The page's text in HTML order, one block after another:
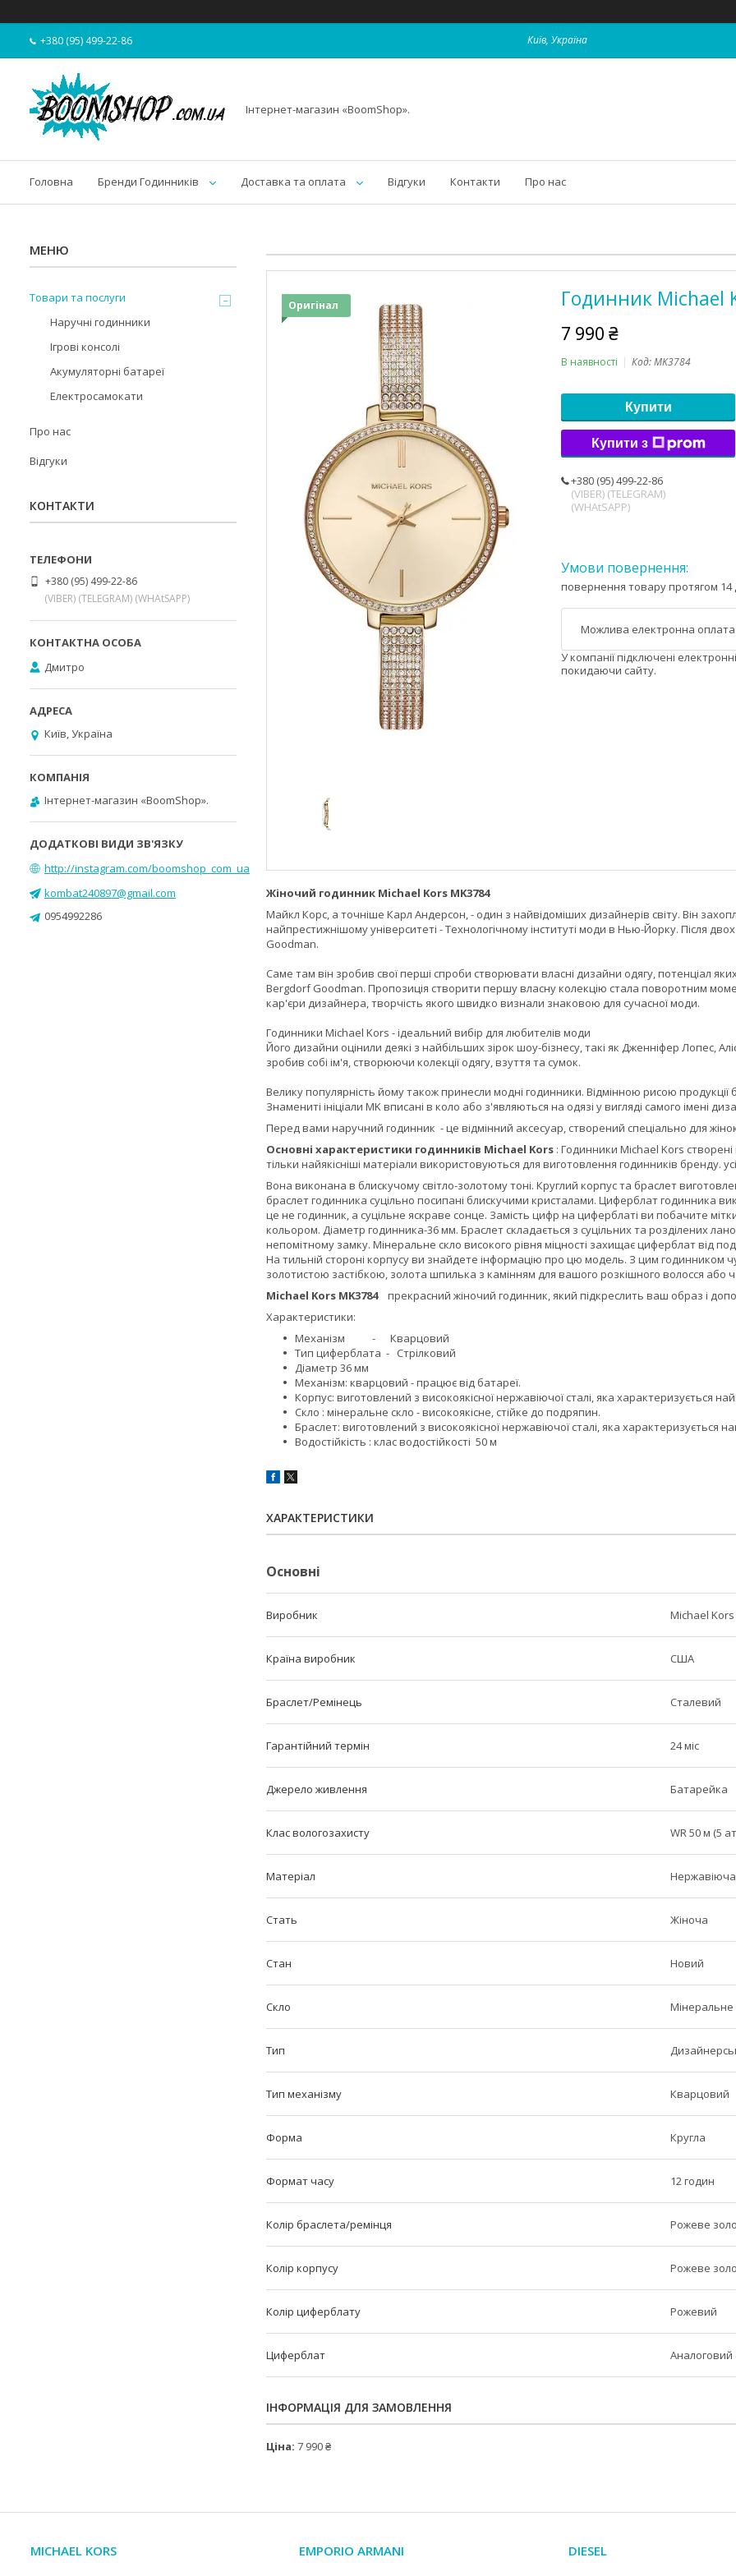
+380 (95) 499-22-86 Київ, Україна
Інтернет-магазин «BoomShop».
Головна Бренди Годинників Доставка та оплата Відгуки Контакти Про нас
Оригінал Годинник Michael
7 990 ₴
В наявності Код:MK3784
Купити
Купити з
+380 (95) 499-22-86
(VIBER) (TELEGRAM)
(WHAtSAPP)
повернення товару протягом 14
У компанії підключені
покидаючи сайту.
Жіночий годинник Michael Kors MK3784
Майкл Корс, а точніше Карл Андерсон, - один з найвідоміших дизайнерів світу. Він
найпрестижнішому університеті - Технологічному інституті моди в Нью-Йорку. Після
Goodman.
Саме там він зробив свої перші спроби створювати власні дизайни одягу, потенціал
Bergdorf Goodman. Пропозиція створити першу власну колекцію стала поворотним
кар'єри дизайнера, творчість якого швидко визнали знаковою для сучасної моди.
Годинники Michael Kors - ідеальний вибір для любителів моди
Його дизайни оцінили деякі з найбільших зірок шоу-бізнесу, такі як Дженніфер Лопес,
зробив собі ім'я, створюючи колекції одягу, взуття та сумок.
Велику популярність йому також принесли модні годинники. Відмінною рисою
Знамениті ініціали MK вписані в коло або з'являються на одязі у вигляді самого імені
Перед вами наручний годинник - це відмінний аксесуар, створений спеціально для
Основні характеристики годинників Michael Kors : Годинники Michael Kors
тільки найякісніші матеріали використовуються для виготовлення годинників бренду.
Вона виконана в блискучому світло-золотому тоні. Круглий корпус та браслет
браслет годинника суцільно посипані блискучими кристалами. Циферблат годинника
це не годинник, а суцільне яскраве сонце. Замість цифр на циферблаті ви побачите мітки
кольором. Діаметр годинника-36 мм. Браслет складається з суцільних та розділених
непомітному замку. Мінеральне скло високого рівня міцності захищає циферблат від
На тильній стороні корпусу ви знайдете інформацію про цю модель. З цим
золотистою застібкою, золота шпилька з камінням для вашого розкішного волосся або
Michael Kors MK3784 прекрасний жіночий годинник, який підкреслить ваш образ і
Характеристики:
Механізм - Кварцовий
Тип циферблата - Стрілковий
Діаметр 36 мм
Механізм: кварцовий - працює від батареї.
Корпус: виготовлений з високоякісної нержавіючої сталі, яка характеризується
Скло : мінеральне скло - високоякісне, стійке до подряпин.
Браслет: виготовлений з високоякісної нержавіючої сталі, яка характеризується
Водостійкість : клас водостійкості 50 м
ХАРАКТЕРИСТИКИ
Основні
Виробник Michael Kors
Країна виробник США
Браслет/Ремінець Сталевий
Гарантійний термін 24 міс
Джерело живлення Батарейка
Клас вологозахисту WR 50 м (5
Матеріал
Стать Жіноча
Стан Новий
Скло Мінеральне
Тип
Тип механізму Кварцовий
Форма Кругла
Формат часу 12 годин
Колір браслета/ремінця Рожеве
Колір корпусу Рожеве
Колір циферблату Рожевий
Циферблат Аналоговий
ІНФОРМАЦІЯ ДЛЯ ЗАМОВЛЕННЯ
Ціна: 7 990 ₴
Товари та послуги
Наручні годинники
Ігрові консолі
Акумуляторні батареї
Електросамокати
Про нас
Відгуки
КОНТАКТИ
+380 (95) 499-22-86
(VIBER) (TELEGRAM) (WHAtSAPP)
Дмитро
Київ, Україна
Інтернет-магазин «BoomShop».
http://instagram.com/boomshop_com_ua
kombat240897@gmail.com
0954992286
MICHAEL KORS EMPORIO ARMANI DIESEL